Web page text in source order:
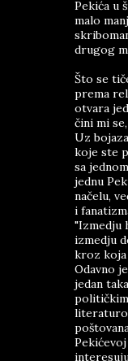
Pekića u
malo
drugog
Što se
prema
otvara
čini mi
Uz
koje ste
sa
jednu
načelu,
i
"Izmedju
izmedju
kroz koja
Odavno
jedan
političkim